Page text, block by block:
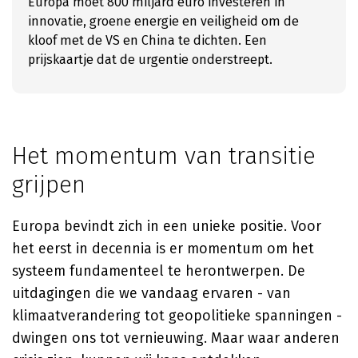
innovatie, groene energie en veiligheid om de
kloof met de VS en China te dichten. Een
prijskaartje dat de urgentie onderstreept.
Het momentum van transitie
grijpen
Europa bevindt zich in een unieke positie. Voor
het eerst in decennia is er momentum om het
systeem fundamenteel te herontwerpen. De
uitdagingen die we vandaag ervaren - van
klimaatverandering tot geopolitieke spanningen -
dwingen ons tot vernieuwing. Maar waar anderen